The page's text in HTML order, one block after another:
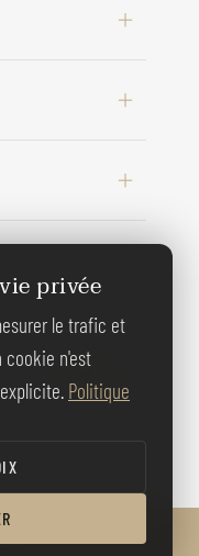
privée
le trafic et
cookie n'est
Politique